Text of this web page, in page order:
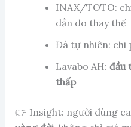
INAX/TOTO:
dần do thay thế
Đá tự nhiên: chi
Lavabo AH: đầu
thấp
👉 Insight: người dùng